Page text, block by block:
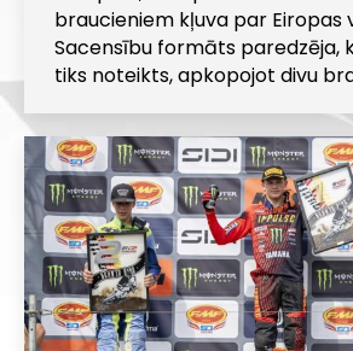
braucieniem kļuva par Eiropas
Sacensību formāts paredzēja,
tiks noteikts, apkopojot divu